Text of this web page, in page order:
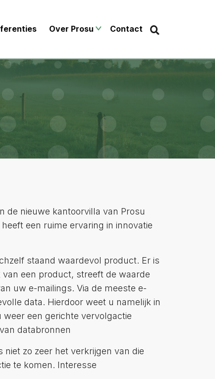
Over Prosu Contact Zoeken...
de nieuwe kantoorvilla van Prosu
een ruime ervaring in innovatie
staand waardevol product. Er is
een product, streeft de waarde
uw e-mailings. Via de meeste e-
data. Hierdoor weet u namelijk in
een gerichte vervolgactie
databronnen
zo zeer het verkrijgen van die
te komen. Interesse